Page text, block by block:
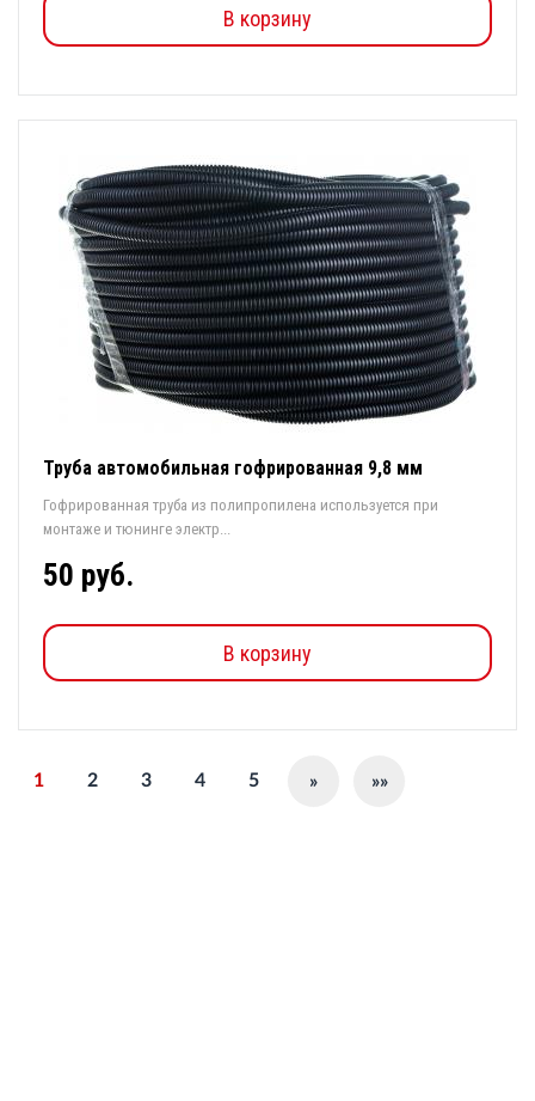
В корзину
Труба автомобильная гофрированная 9,8 мм
Гофрированная труба из полипропилена используется при
монтаже и тюнинге электр...
50 руб.
В корзину
1 2 3 4 5 » »»